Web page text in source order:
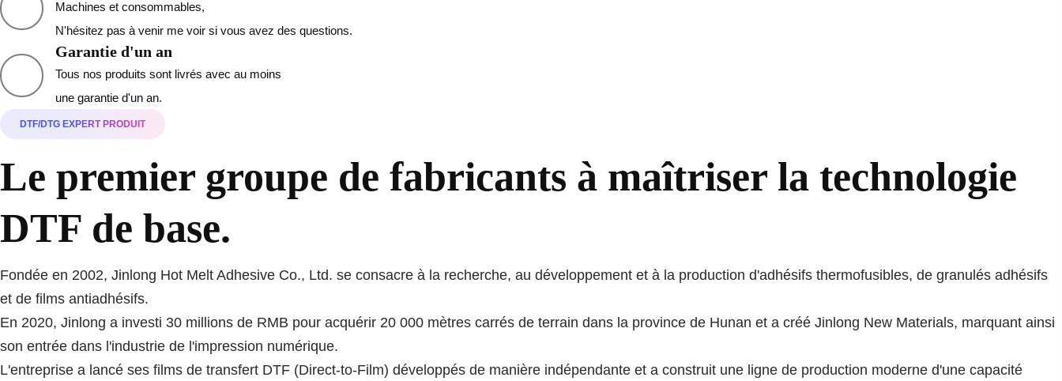
Machines et consommables,
N'hésitez pas à venir me voir si vous avez des questions.
Garantie d'un an
Tous nos produits sont livrés avec au moins
une garantie d'un an.
DTF/DTG EXPERT PRODUIT
Le premier groupe de fabricants à maîtriser la technologie
DTF de base.
Fondée en 2002, Jinlong Hot Melt Adhesive Co., Ltd. se consacre à la recherche, au développement et à la production d'adhésifs thermofusibles, de granulés adhésifs
et de films antiadhésifs.
En 2020, Jinlong a investi 30 millions de RMB pour acquérir 20 000 mètres carrés de terrain dans la province de Hunan et a créé Jinlong New Materials, marquant ainsi
son entrée dans l'industrie de l'impression numérique.
L'entreprise a lancé ses films de transfert DTF (Direct-to-Film) développés de manière indépendante et a construit une ligne de production moderne d'une capacité